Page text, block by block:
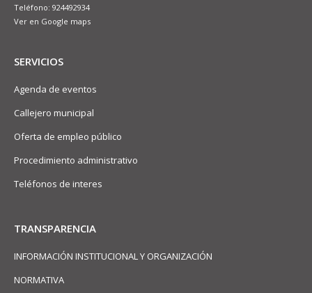
Teléfono: 924492934
Ver en Google maps
SERVICIOS
Agenda de eventos
Callejero municipal
Oferta de empleo público
Procedimiento administrativo
Teléfonos de interes
TRANSPARENCIA
INFORMACIÓN INSTITUCIONAL Y ORGANIZACIÓN
NORMATIVA